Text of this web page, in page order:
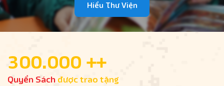
Hiểu Thư Viện
300.000
Quyển Sách được trao tặng